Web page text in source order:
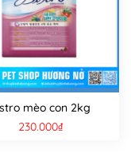
mèo con 2kg
230.000₫